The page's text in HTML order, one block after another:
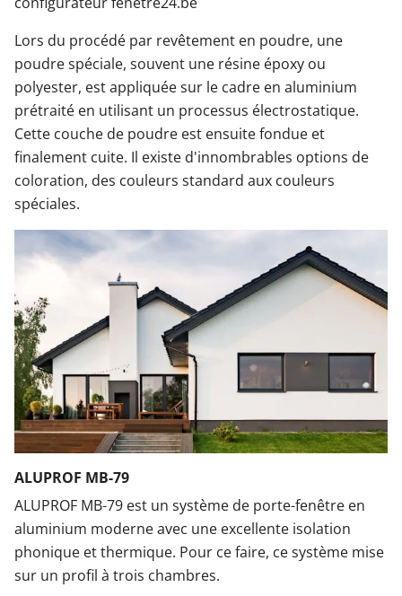
Lors du procédé par revêtement en poudre, une
poudre spéciale, souvent une résine époxy ou
polyester, est appliquée sur le cadre en aluminium
prétraité en utilisant un processus électrostatique.
Cette couche de poudre est ensuite fondue et
finalement cuite. Il existe d'innombrables options de
coloration, des couleurs standard aux couleurs
spéciales.
ALUPROF MB-79
ALUPROF MB-79 est un système de porte-fenêtre en
aluminium moderne avec une excellente isolation
phonique et thermique. Pour ce faire, ce système mise
sur un profil à trois chambres.